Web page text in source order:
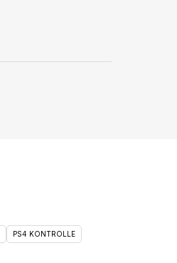
PS4 KONTROLLE